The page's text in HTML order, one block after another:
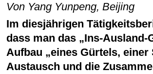
Von Yang Yunpeng, Beijing
Im diesjährigen
dass man das „Ins-
Aufbau „eines Gürtels,
Austausch und die